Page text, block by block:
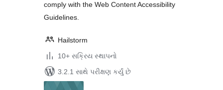
comply with the Web Content Accessibility
Guidelines.
Hailstorm
10+ સક્રિય સ્થાપનો
3.2.1 સાથે પરીક્ષણ કર્યું છે